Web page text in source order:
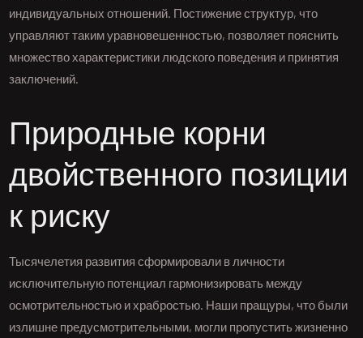
индивидуальных отношений. Постижение структур, что
управляют таким уравновешенностью, позволяет пояснить
множество характеристики людского поведения и принятия
заключений.
Природные корни
двойственного позиции
к риску
Тысячелетия развития сформировали в личности
исключительную потенциал гармонизировать между
осмотрительностью и храбростью. Наши пращуры, что были
излишне предусмотрительными, могли пропустить жизненно